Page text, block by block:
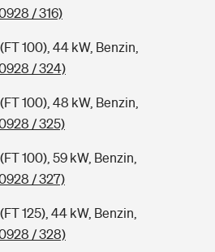
/ 316)
100), 44 kW, Benzin,
/ 324)
100), 48 kW, Benzin,
/ 325)
100), 59 kW, Benzin,
/ 327)
125), 44 kW, Benzin,
/ 328)